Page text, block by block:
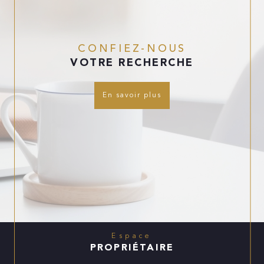
CONFIEZ-NOUS
VOTRE RECHERCHE
En savoir plus
Espace
PROPRIÉTAIRE